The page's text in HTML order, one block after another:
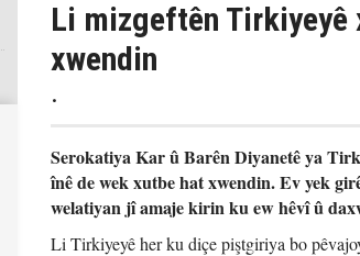
Li mizgeftên Tirkiyeyê
xwendin
.
Serokatiya Kar û Barên Diyanetê ya
înê de wek xutbe hat xwendin. Ev yek
welatiyan jî amaje kirin ku ew hêvî û
Li Tirkiyeyê her ku diçe piştgiriya bo